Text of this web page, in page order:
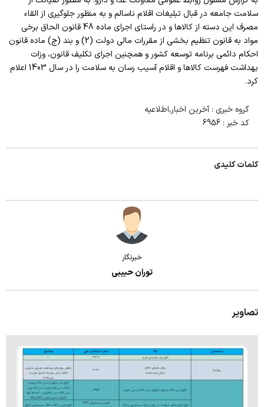
بخش های پاراکلینیکی
بانک خون
رادیولوژی
آزمایشگاه
بخش های درمانی
بخش داخلی بیمارستان
بخش دیالیز
اورژانس
سلامت جامعه در قبال تبلیغات اقلام ناسالم و به منظور جلوگیری از القاء
مصرف این دسته از کالاها و در راستای اجرای ماده 48 قانون الحاق برخی
مواد به قانون تنظیم بخشی از مقررات مالی دولت (2) و بند (ج) ماده قانون
احکام دائمی برنامه توسعه کشور و همچنین اجرای تکلیف قانون، وزات
بهداشت فهرست کالاها و اقلام آسیب رسان به سلامت را در سال 1403 اعلام
کرد.
گروه خبری : آخرین اخبار,اطلاعیه
کد خبر : 6956
کلمات کلیدی
خبرنگار
توران حبیبی
تصاویر